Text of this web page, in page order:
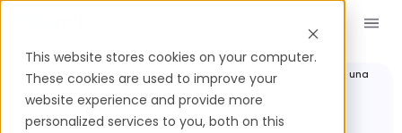
This website stores cookies on your computer.
These cookies are used to improve your
website experience and provide more
personalized services to you, both on this
Recursos humanos
mundiales
7 Estrategias de Adquisición de Talentos para una
Fuerza de Trabajo Competitiva